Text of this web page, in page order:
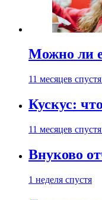
Можно ли
11 месяцев спустя
Кускус:
11 месяцев спустя
Внуково
1 неделя спустя